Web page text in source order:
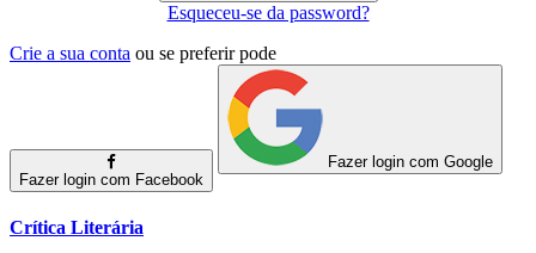
Esqueceu-se da password?
Crie a sua conta ou se preferir pode
Fazer login com Facebook
Fazer login com Google
Crítica Literária